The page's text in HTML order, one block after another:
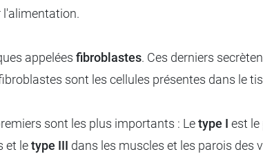
l'alimentation.
appelées fibroblastes. Ces derniers
sont les cellules présentes dans le
sont les plus importants : Letype I est le
et letype III dans les muscles et les parois des